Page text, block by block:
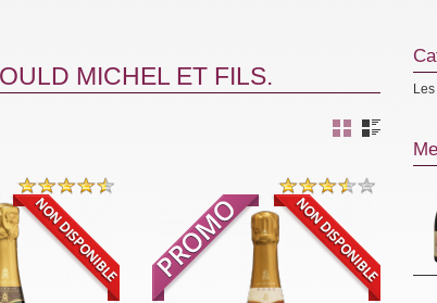
MICHEL ET FILS.